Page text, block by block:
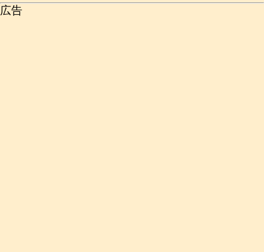
広告